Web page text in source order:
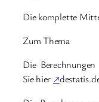
Die komplette
Zum Thema
Die
Sie hier ↗